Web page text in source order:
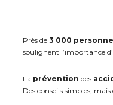
Près de 3 000
soulignent l’importance
La prévention des
Des conseils simples,